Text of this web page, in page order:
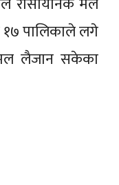
१७ पालिकाले लगे
लैजान सकेका